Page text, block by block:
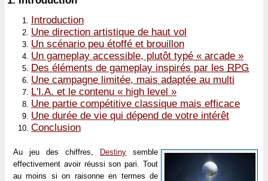
Introduction
Une direction artistique de haut vol
Un scénario peu étoffé et brouillon
Un gameplay accessible, plutôt typé « arcade »
Des éléments de gameplay inspirés par les RPG
Une campagne limitée, mais adaptée au multi
L'I.A. et le contenu « high level »
Une partie compétitive classique mais efficace
Une durée de vie qui dépend de votre intérêt
Conclusion
Au jeu des chiffres, Destiny semble
effectivement avoir réussi son pari. Tout
au moins si on raisonne en termes de